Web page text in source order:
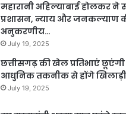
महारानी अहिल्याबाई होलकर
प्रशासन, न्याय और जनकल्याण
अनुकरणीय…
July 19, 2025
छत्तीसगढ़ की खेल प्रतिभाएं
आधुनिक तकनीक से होंगे
July 19, 2025